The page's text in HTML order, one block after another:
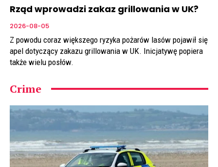
Rząd wprowadzi zakaz grillowania w UK?
2026-08-05
Z powodu coraz większego ryzyka pożarów lasów pojawił się
apel dotyczący zakazu grillowania w UK. Inicjatywę popiera
także wielu posłów.
Crime